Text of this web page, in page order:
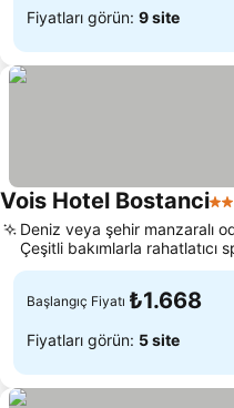
Fiyatları görün: 9 site
Vois Hotel Bostanci3
Deniz veya şehir manzaralı
Çeşitli bakımlarla rahatlatıcı
Başlangıç Fiyatı ₺1.668
Fiyatları görün: 5 site